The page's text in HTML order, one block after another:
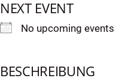
Skip
to
content
NEXT EVENT
No upcoming events
BESCHREIBUNG